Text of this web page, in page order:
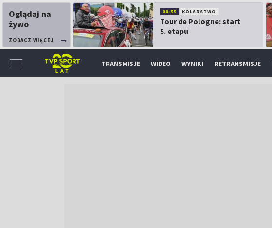
Oglądaj na
żywo
ZOBACZ WIĘCEJ
08:55 KOLARSTWO
Tour de Pologne: start
5. etapu
TRANSMISJE WIDEO WYNIKI RETRANSMISJE